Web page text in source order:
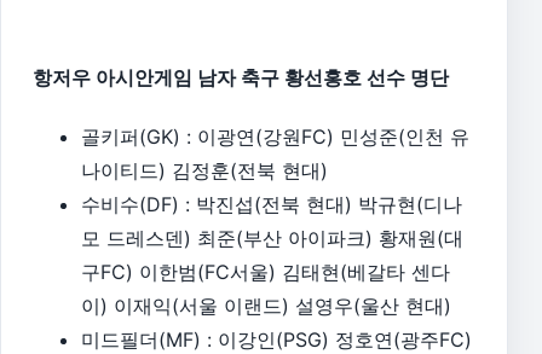
항저우 아시안게임 남자 축구 황선홍호 선수 명단
골키퍼(GK) : 이광연(강원FC) 민성준(인천 유
나이티드) 김정훈(전북 현대)
수비수(DF) : 박진섭(전북 현대) 박규현(디나
모 드레스덴) 최준(부산 아이파크) 황재원(대
구FC) 이한범(FC서울) 김태현(베갈타 센다
이) 이재익(서울 이랜드) 설영우(울산 현대)
미드필더(MF) : 이강인(PSG) 정호연(광주FC)